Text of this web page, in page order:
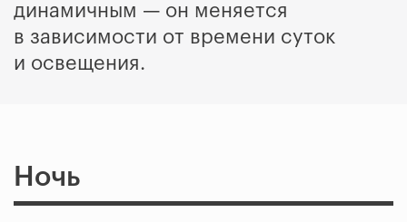
динамичным — он меняется
в зависимости от времени суток
и освещения.
Ночь